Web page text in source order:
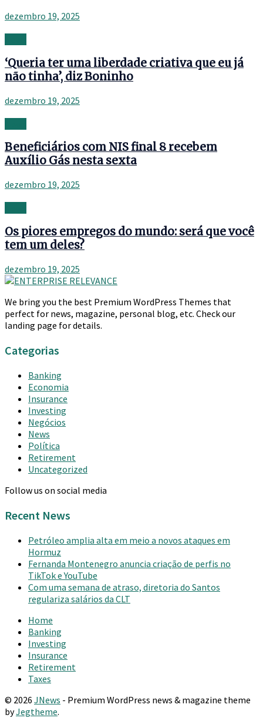
dezembro 19, 2025
‘Queria ter uma liberdade criativa que eu já
não tinha’, diz Boninho
dezembro 19, 2025
Beneficiários com NIS final 8 recebem
Auxílio Gás nesta sexta
dezembro 19, 2025
Os piores empregos do mundo: será que você
tem um deles?
dezembro 19, 2025
We bring you the best Premium WordPress Themes that
perfect for news, magazine, personal blog, etc. Check our
landing page for details.
Categorias
Banking
Economia
Insurance
Investing
Negócios
News
Política
Retirement
Uncategorized
Follow us on social media
Recent News
Petróleo amplia alta em meio a novos ataques em
Hormuz
Fernanda Montenegro anuncia criação de perfis no
TikTok e YouTube
Com uma semana de atraso, diretoria do Santos
regulariza salários da CLT
Home
Banking
Investing
Insurance
Retirement
Taxes
© 2026 JNews - Premium WordPress news & magazine theme
byJegtheme.